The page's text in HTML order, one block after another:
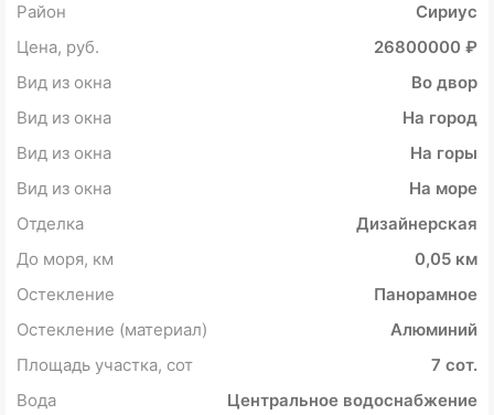
Район
Сириус
Цена, руб.
26800000 ₽
Вид из окна
Во двор
Вид из окна
На город
Вид из окна
На горы
Вид из окна
На море
Отделка
Дизайнерская
До моря, км
0,05 км
Остекление
Панорамное
Остекление (материал)
Алюминий
Площадь участка, сот
7 сот.
Вода
Центральное водоснабжение